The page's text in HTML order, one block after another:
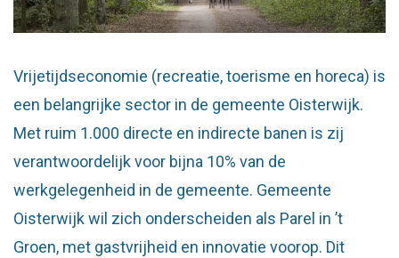
Vrijetijdseconomie (recreatie, toerisme en horeca) is
een belangrijke sector in de gemeente Oisterwijk.
Met ruim 1.000 directe en indirecte banen is zij
verantwoordelijk voor bijna 10% van de
werkgelegenheid in de gemeente. Gemeente
Oisterwijk wil zich onderscheiden als Parel in ’t
Groen, met gastvrijheid en innovatie voorop. Dit